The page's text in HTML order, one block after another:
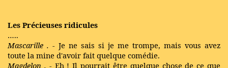
Les Précieuses ridicules
…..
Mascarille . - Je ne sais si je me trompe, mais vous avez
toute la mine d'avoir fait quelque comédie.
Magdelon . - Eh ! Il pourrait être quelque chose de ce que